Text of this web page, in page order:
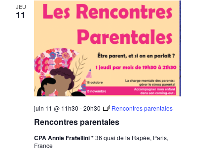
JEU
11
Rencontres parentales
juin 11 @ 11h30 -20h30 Rencontres parentales
CPA Annie Fratellini *36 quai de la Rapée, Paris,
France